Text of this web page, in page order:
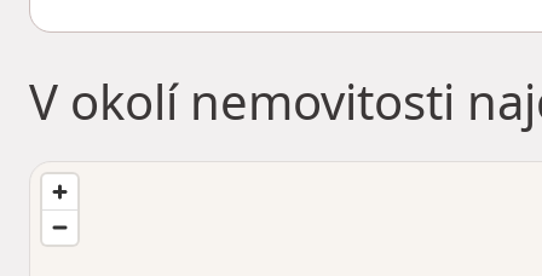
V okolí nemovitosti